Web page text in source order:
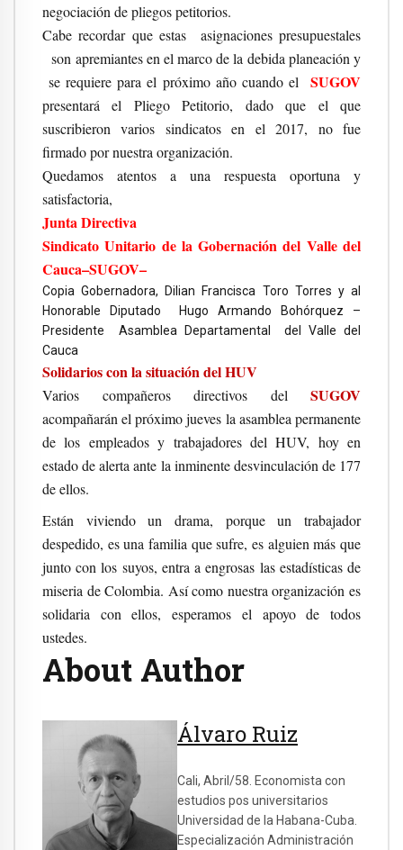
negociación de pliegos petitorios.
Cabe recordar que estas asignaciones presupuestales
son apremiantes en el marco de la debida planeación y
se requiere para el próximo año cuando el SUGOV
presentará el Pliego Petitorio, dado que el que
suscribieron varios sindicatos en el 2017, no fue
firmado por nuestra organización.
Quedamos atentos a una respuesta oportuna y
satisfactoria,
Junta Directiva
Sindicato Unitario de la Gobernación del Valle del
Cauca–SUGOV–
Copia Gobernadora, Dilian Francisca Toro Torres y al
Honorable Diputado Hugo Armando Bohórquez –
Presidente Asamblea Departamental del Valle del
Cauca
Solidarios con la situación del HUV
Varios compañeros directivos del SUGOV
acompañarán el próximo jueves la asamblea permanente
de los empleados y trabajadores del HUV, hoy en
estado de alerta ante la inminente desvinculación de 177
de ellos.
Están viviendo un drama, porque un trabajador
despedido, es una familia que sufre, es alguien más que
junto con los suyos, entra a engrosas las estadísticas de
miseria de Colombia. Así como nuestra organización es
solidaria con ellos, esperamos el apoyo de todos
ustedes.
About Author
Álvaro Ruiz
Cali, Abril/58. Economista con
estudios pos universitarios
Universidad de la Habana-Cuba.
Especialización Administración